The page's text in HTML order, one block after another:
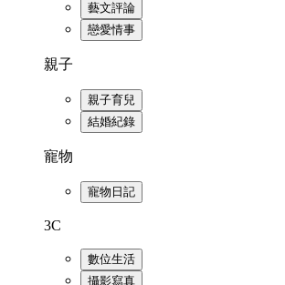
藝文評論
戀愛情事
親子
親子育兒
結婚紀錄
寵物
寵物日記
3C
數位生活
攝影寫真